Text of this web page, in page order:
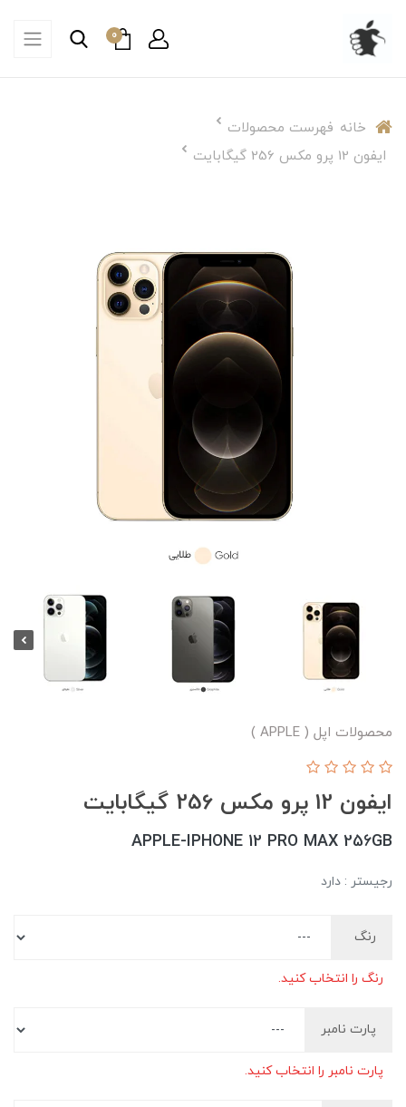
0
خانه فهرست محصولات
ایفون 12 پرو مکس 256 گیگابایت
محصولات اپل ( APPLE )
ایفون 12 پرو مکس 256 گیگابایت
APPLE-IPHONE 12 PRO MAX 256GB
رجیستر : دارد
رنگ
رنگ را انتخاب کنید.
پارت نامبر
پارت نامبر را انتخاب کنید.